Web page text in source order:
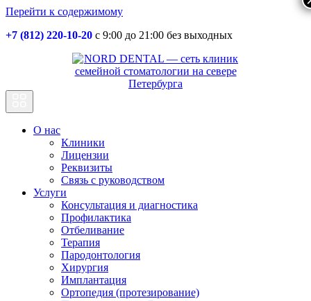
Перейти к содержимому
+7 (812) 220-10-20 с 9:00 до 21:00 без выходных
Основная
навигация
О нас
Клиники
Лицензии
Реквизиты
Связь с руководством
Услуги
Консультация и диагностика
Профилактика
Отбеливание
Терапия
Пародонтология
Хирургия
Имплантация
Ортопедия (протезирование)